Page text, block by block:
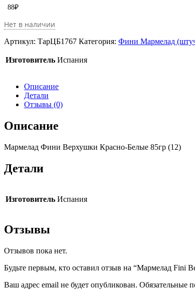
88₽
Нет в наличии
Артикул: ТарЦБ1767 Категория: Фини Мармелад
Изготовитель Испания
Описание
Детали
Отзывы (0)
Описание
Мармелад Фини Верхушки Красно-Белые 85гр (12)
Детали
Изготовитель Испания
Отзывы
Отзывов пока нет.
Будьте первым, кто оставил отзыв на “Мармелад Fini
Ваш адрес email не будет опубликован. Обязательные